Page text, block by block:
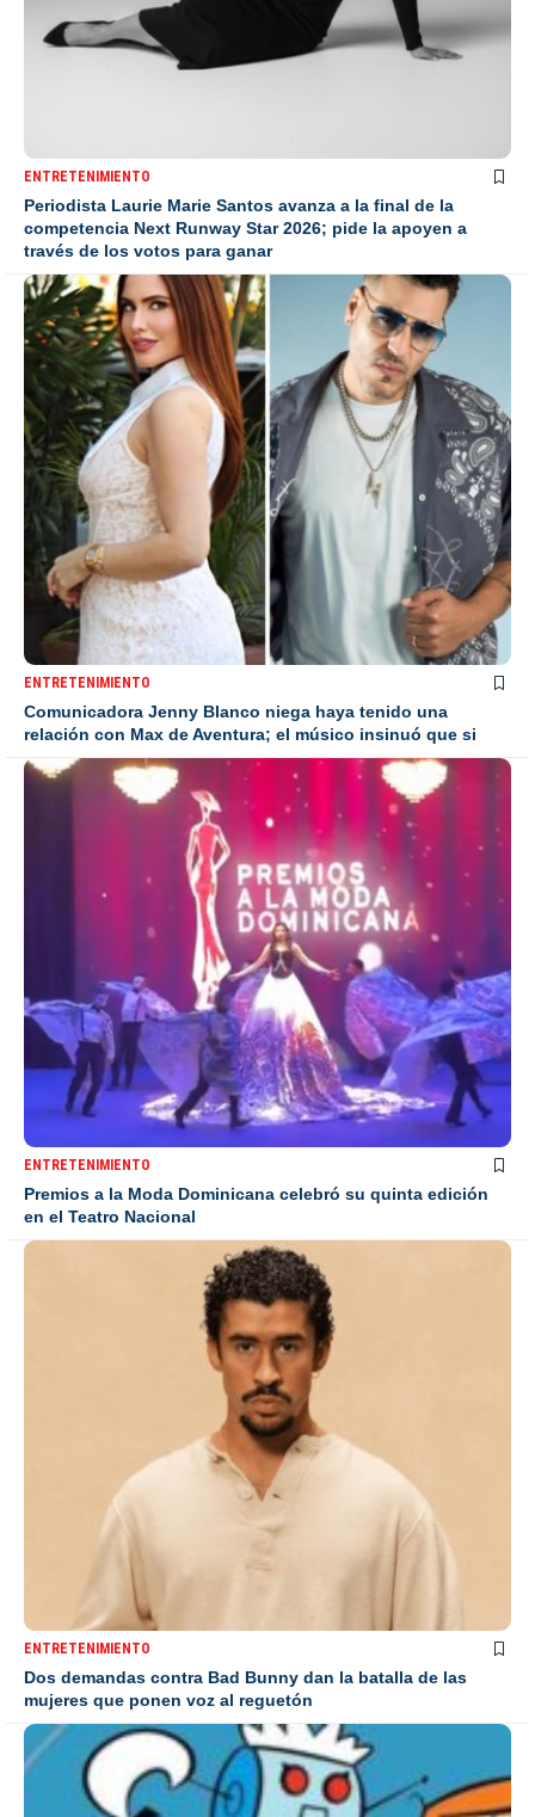
ENTRETENIMIENTO
Periodista Laurie Marie Santos avanza a la final de la
competencia Next Runway Star 2026; pide la apoyen a
través de los votos para ganar
ENTRETENIMIENTO
Comunicadora Jenny Blanco niega haya tenido una
relación con Max de Aventura; el músico insinuó que si
ENTRETENIMIENTO
Premios a la Moda Dominicana celebró su quinta edición
en el Teatro Nacional
ENTRETENIMIENTO
Dos demandas contra Bad Bunny dan la batalla de las
mujeres que ponen voz al reguetón